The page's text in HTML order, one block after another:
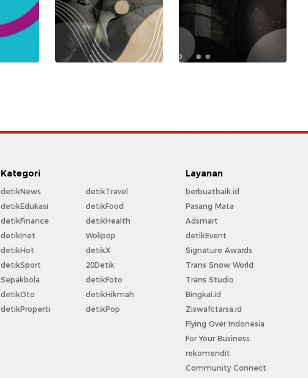
Kategori
detikNews
detikEdukasi
detikFinance
detikInet
detikHot
detikSport
Sepakbola
detikOto
detikProperti
detikTravel
detikFood
detikHealth
Wolipop
detikX
20Detik
detikFoto
detikHikmah
detikPop
Layanan
berbuatbaik.id
Pasang Mata
Adsmart
detikEvent
Signature Awards
Trans Snow World
Trans Studio
Bingkai.id
Ziswafctarsa.id
Flying Over Indonesia
For Your Business
rekomendit
Community Connect